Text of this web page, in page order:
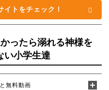
イトをチェック！
ったら溺れる神様を
い小学生達
無料動画